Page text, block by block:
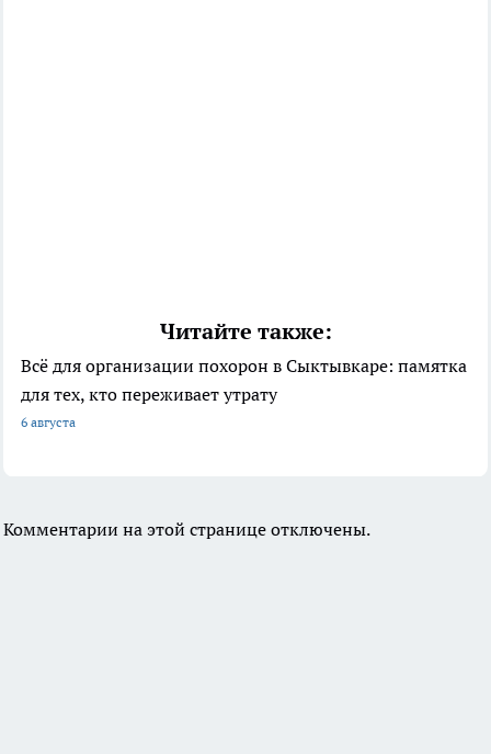
Читайте также:
Всё для организации похорон в Сыктывкаре: памятка
для тех, кто переживает утрату
6 августа
Комментарии на этой странице отключены.